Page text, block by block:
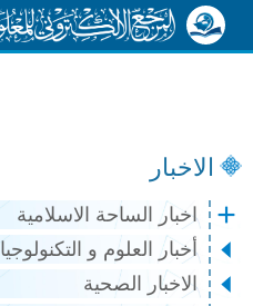
الاخبار
اخبار الساحة الاسلامية
أخبار العلوم و التكنولوجيا
الاخبار الصحية